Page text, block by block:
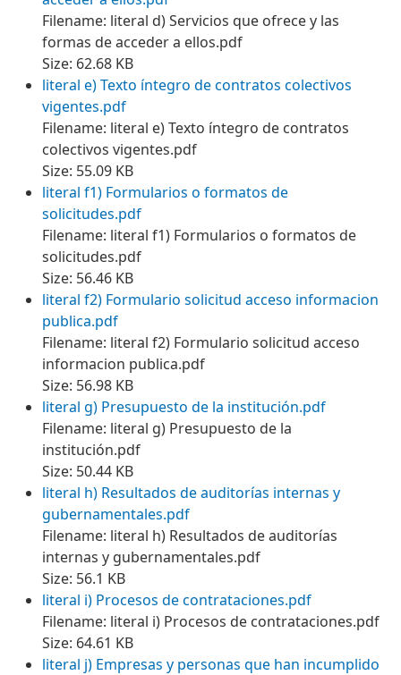
Filename: literal d) Servicios que ofrece y las
formas de acceder a ellos.pdf
Size: 62.68 KB
literal e) Texto íntegro de contratos colectivos
vigentes.pdf
Filename: literal e) Texto íntegro de contratos
colectivos vigentes.pdf
Size: 55.09 KB
literal f1) Formularios o formatos de
solicitudes.pdf
Filename: literal f1) Formularios o formatos de
solicitudes.pdf
Size: 56.46 KB
literal f2) Formulario solicitud acceso informacion
publica.pdf
Filename: literal f2) Formulario solicitud acceso
informacion publica.pdf
Size: 56.98 KB
literal g) Presupuesto de la institución.pdf
Filename: literal g) Presupuesto de la
institución.pdf
Size: 50.44 KB
literal h) Resultados de auditorías internas y
gubernamentales.pdf
Filename: literal h) Resultados de auditorías
internas y gubernamentales.pdf
Size: 56.1 KB
literal i) Procesos de contrataciones.pdf
Filename: literal i) Procesos de contrataciones.pdf
Size: 64.61 KB
literal j) Empresas y personas que han incumplido